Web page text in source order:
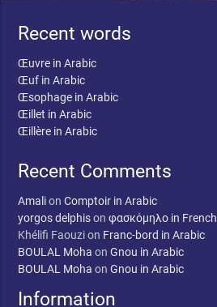
Recent words
Œuvre in Arabic
Œuf in Arabic
Œsophage in Arabic
Œillet in Arabic
Œillère in Arabic
Recent Comments
AmalionComptoir in Arabic
yorgos delphisonφασκόμηλο in French
Khélifi Faouzion Franc-bord in Arabic
BOULAL Moha onGnou in Arabic
BOULAL Moha onGnou in Arabic
Information